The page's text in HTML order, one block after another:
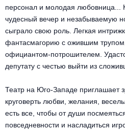
персонал и молодая любовница...
чудесный вечер и незабываемую
сыграло свою роль. Легкая
фантасмагорию с ожившим
официантом-потрошителем.
депутату с честью выйти из
Театр на Юго-Западе приглашает
круговерть любви, желания,
есть все, чтобы от души
повседневности и насладиться